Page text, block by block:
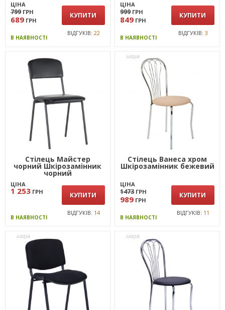
ЦІНА
799 ГРН
689 ГРН
КУПИТИ
В НАЯВНОСТІ
ВІДГУКІВ: 22
ЦІНА
999 ГРН
849 ГРН
КУПИТИ
В НАЯВНОСТІ
ВІДГУКІВ: 3
Стілець Майстер
чорний Шкірозамінник
чорний
ЦІНА
1 253 ГРН КУПИТИ
В НАЯВНОСТІ
ВІДГУКІВ: 14
АКЦІЯ
Стілець Ванеса хром
Шкірозамінник бежевий
ЦІНА
1473 ГРН
989 ГРН
КУПИТИ
В НАЯВНОСТІ
ВІДГУКІВ: 11
АКЦІЯ АКЦІЯ